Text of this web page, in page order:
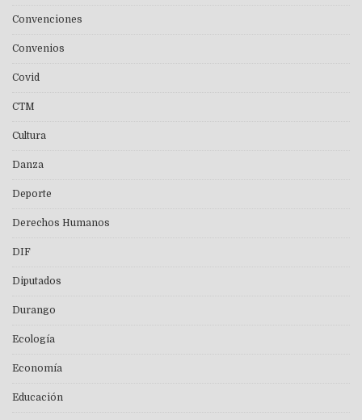
Convenciones
Convenios
Covid
CTM
Cultura
Danza
Deporte
Derechos Humanos
DIF
Diputados
Durango
Ecología
Economía
Educación